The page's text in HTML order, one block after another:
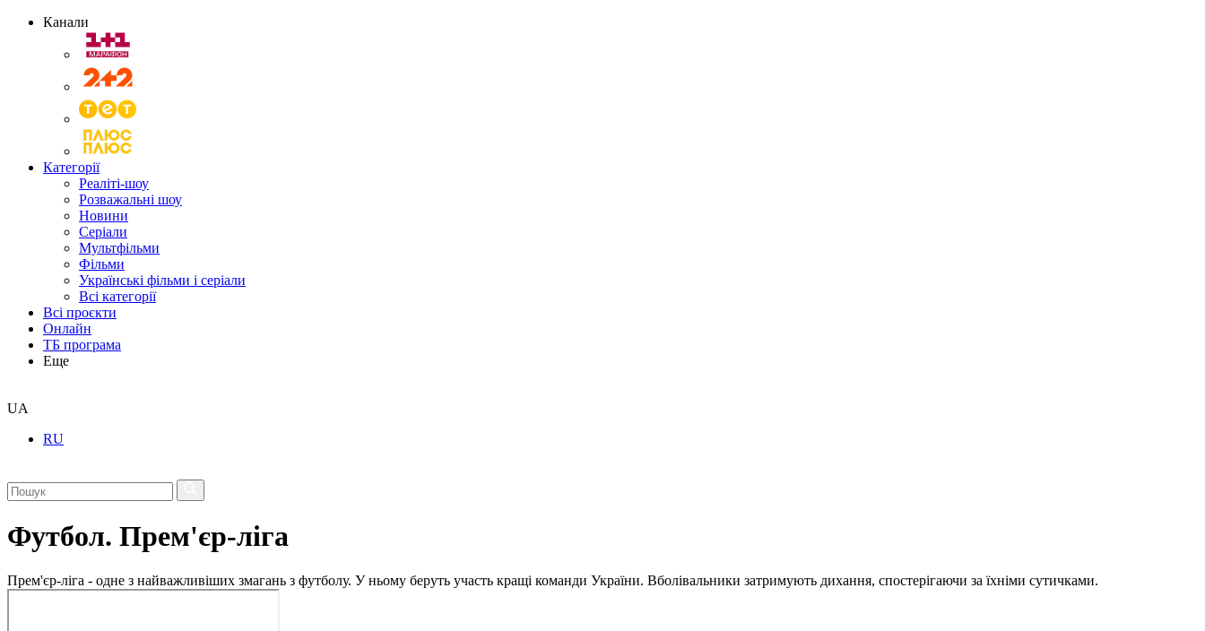
Канали
Категорії
Реаліті-шоу
Розважальні шоу
Новини
Серіали
Мультфільми
Фільми
Українські фільми і серіали
Всі категорії
Всі проєкти
Онлайн
ТБ програма
Еще
UA
RU
Футбол. Прем'єр-ліга
Прем'єр-ліга - одне з найважливіших змагань з футболу. У ньому беруть участь кращі команди України. Вболівальники затримують дихання, спостерігаючи за їхніми сутичками.